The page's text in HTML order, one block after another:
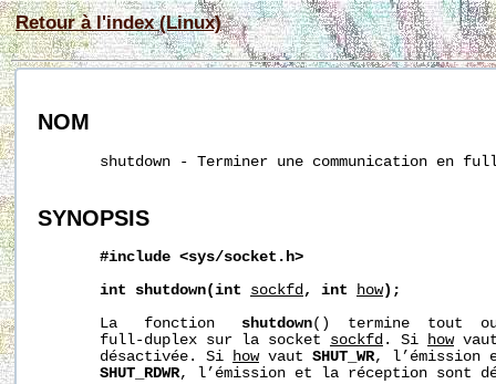
Retour à l'index (Linux)
NOM
shutdown - Terminer une communication en
SYNOPSIS
#include <sys/socket.h>
int
shutdown(int sockfd, int how);
       La   fonction
shutdown()  termine  tout
       full-duplex sur la socket
sockfd . Si how
       désactivée. Si
how vaut SHUT_WR, l’émission
SHUT_RDWR, l’émission et la réception sont